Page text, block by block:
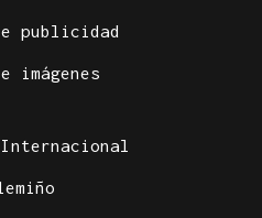
publicidad
imágenes